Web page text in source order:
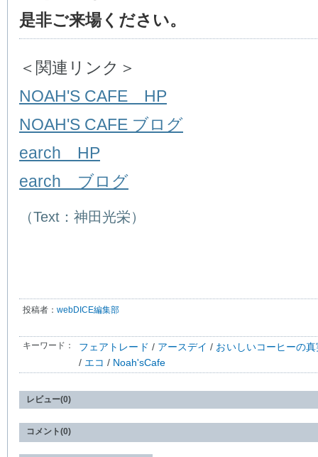
是非ご来場ください。
＜関連リンク＞
NOAH'S CAFE HP
NOAH'S CAFE ブログ
earch HP
earch ブログ
（Text：神田光栄）
投稿者： webDICE編集部
キーワード： フェアトレード / アースデイ / おいしいコーヒーの真
/ エコ / Noah'sCafe
レビュー(0)
コメント(0)